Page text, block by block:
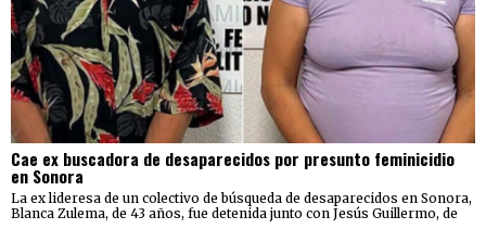
Cae ex buscadora de desaparecidos por presunto feminicidio
en Sonora
La ex lideresa de un colectivo de búsqueda de desaparecidos en Sonora,
Blanca Zulema, de 43 años, fue detenida junto con Jesús Guillermo, de